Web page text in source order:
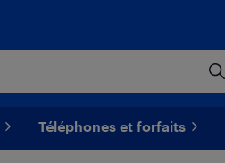
Téléphones et forfaits